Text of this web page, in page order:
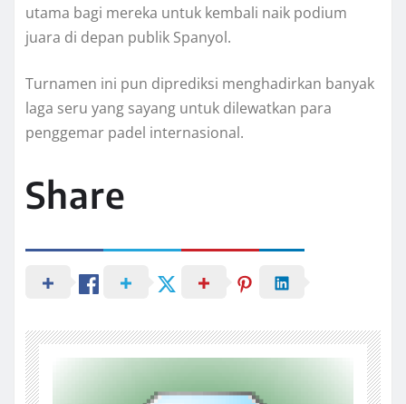
utama bagi mereka untuk kembali naik podium
juara di depan publik Spanyol.
Turnamen ini pun diprediksi menghadirkan banyak
laga seru yang sayang untuk dilewatkan para
penggemar padel internasional.
Share